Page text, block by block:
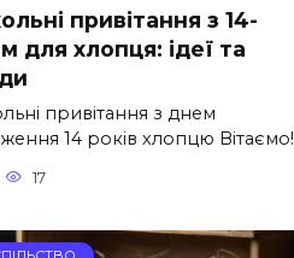
привітання з 14-
для хлопця: ідеї та
привітання з днем
14 років хлопцю Вітаємо!
17